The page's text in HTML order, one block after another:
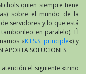
quien siempre tiene
sobre el mundo de la
servidores y lo que está
en paralelo). Él
«K.I.S.S. principle«) y
SOLUCIONES.
el siguiente «trino